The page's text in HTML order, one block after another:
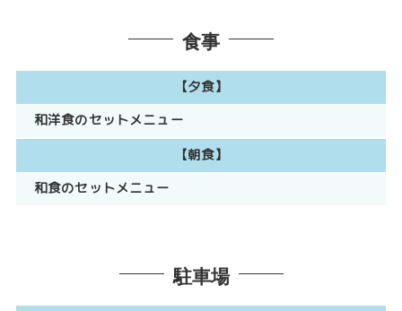
食事
【夕食】
和洋食のセットメニュー
【朝食】
和食のセットメニュー
駐車場